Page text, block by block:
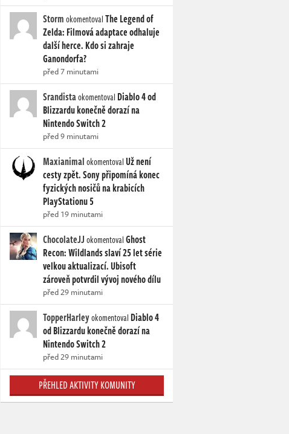
StormokomentovalThe Legend of
Zelda: Filmová adaptace odhaluje
další herce. Kdo si zahraje
Ganondorfa?
před 7 minutami
Srandistaokomentoval Diablo 4 od
Blizzardu konečně dorazí na
Nintendo Switch 2
před 9 minutami
MaxianimalokomentovalUž není
cesty zpět. Sony připomíná konec
fyzických nosičů na krabicích
PlayStationu 5
před 19 minutami
ChocolateJJokomentovalGhost
Recon: Wildlands slaví 25 let série
velkou aktualizací. Ubisoft
zároveň potvrdil vývoj nového dílu
před 29 minutami
TopperHarleyokomentoval Diablo 4
od Blizzardu konečně dorazí na
Nintendo Switch 2
před 29 minutami
PŘEHLED AKTIVITY KOMUNITY